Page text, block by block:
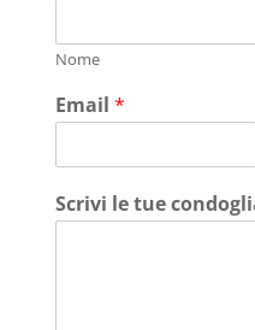
Nome
Email *
Scrivi le tue